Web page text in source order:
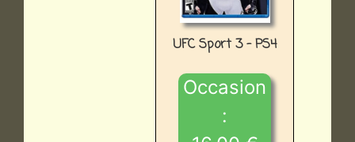
UFC Sport 3 - PS4
Occasion
: